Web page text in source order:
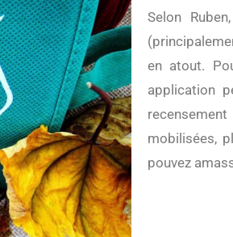
Selon Ruben, souvent les déchets que l’on retrouve sont recyclables
en atout.
application
mobilisées,
pouvez